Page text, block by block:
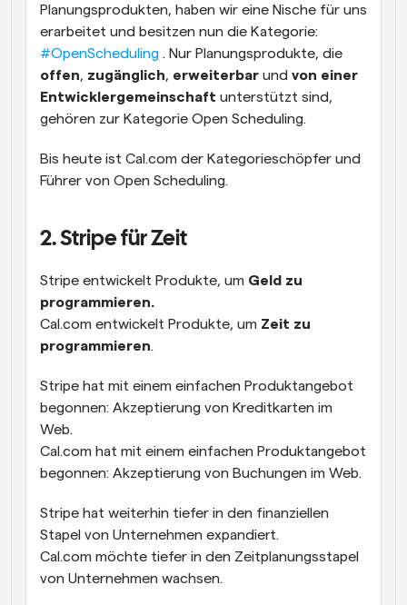
Planungsprodukten, haben wir eine Nische für uns
#OpenScheduling
offen, zugänglich, erweiterbar und von einer
Entwicklergemeinschaft unterstützt sind,
gehören zur Kategorie Open Scheduling.
Bis heute ist Cal.com der Kategorieschöpfer und
Führer von Open Scheduling.
2. Stripe für Zeit
Stripe entwickelt Produkte, um Geld zu
programmieren.
Cal.com entwickelt Produkte, um Zeit zu
programmieren.
Stripe hat mit einem einfachen Produktangebot
begonnen: Akzeptierung von Kreditkarten im
Web.
Cal.com hat mit einem einfachen Produktangebot
begonnen: Akzeptierung von Buchungen im Web.
Stripe hat weiterhin tiefer in den finanziellen
Stapel von Unternehmen expandiert.
Cal.com möchte tiefer in den Zeitplanungsstapel
von Unternehmen wachsen.